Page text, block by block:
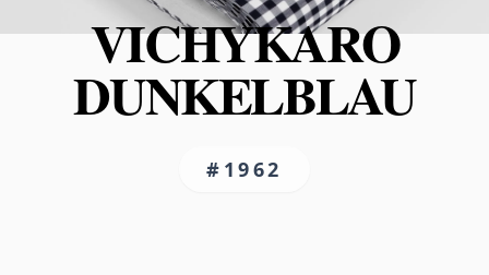
VICHYKARO
DUNKELBLAU
#1962